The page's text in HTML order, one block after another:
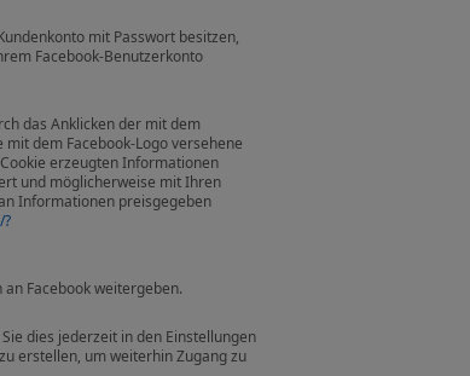
mit Passwort besitzen,
Facebook-Benutzerkonto
das Anklicken der mit dem
dem Facebook-Logo versehene
erzeugten Informationen
und möglicherweise mit Ihren
Informationen preisgegeben
Facebook weitergeben.
dies jederzeit in den Einstellungen
erstellen, um weiterhin Zugang zu